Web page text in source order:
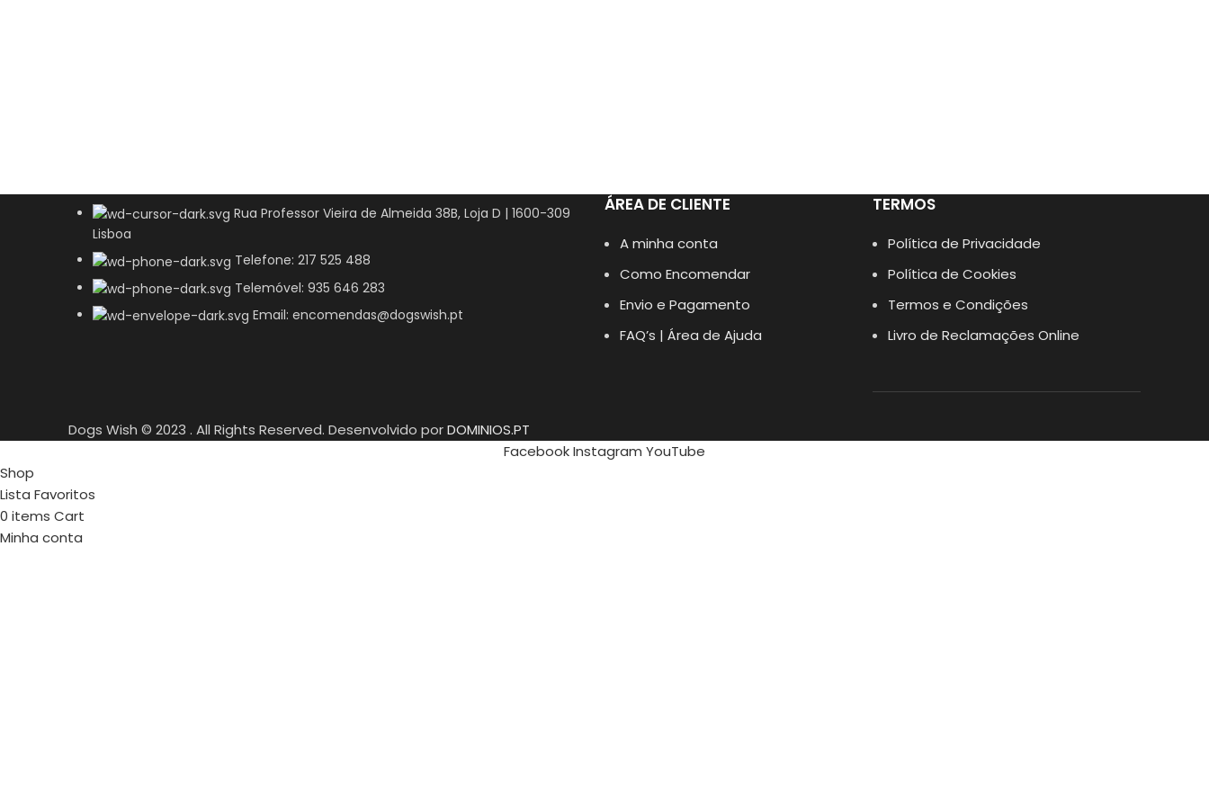
Rua Professor Vieira de Almeida 38B, Loja D | 1600-309
Lisboa
Telefone: 217 525 488
Telemóvel: 935 646 283
Email: encomendas@dogswish.pt
ÁREA DE CLIENTE
A minha conta
Como Encomendar
Envio e Pagamento
FAQ’s | Área de Ajuda
TERMOS
Política de Privacidade
Política de Cookies
Termos e Condições
Livro de Reclamações Online
Dogs Wish © 2023 . All Rights Reserved. Desenvolvido porDOMINIOS.PT
FacebookInstagram YouTube
Shop
Lista Favoritos
0 items Cart
Minha conta